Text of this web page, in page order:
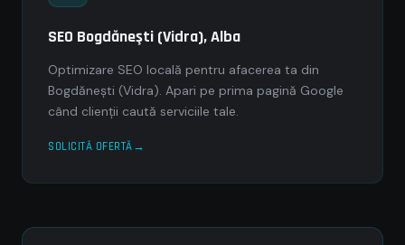
SEO Bogdăneşti (Vidra), Alba
Optimizare SEO locală pentru afacerea ta din
Bogdăneşti (Vidra). Apari pe prima pagină Google
când clienții caută serviciile tale.
SOLICITĂ OFERTĂ